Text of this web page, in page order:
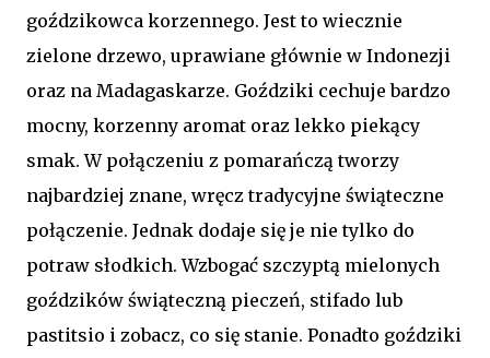
goździkowca korzennego. Jest to wiecznie
zielone drzewo, uprawiane głównie w Indonezji
oraz na Madagaskarze. Goździki cechuje bardzo
mocny, korzenny aromat oraz lekko piekący
smak. W połączeniu z pomarańczą tworzy
najbardziej znane, wręcz tradycyjne świąteczne
połączenie. Jednak dodaje się je nie tylko do
potraw słodkich. Wzbogać szczyptą mielonych
goździków świąteczną pieczeń, stifado lub
pastitsio i zobacz, co się stanie. Ponadto goździki